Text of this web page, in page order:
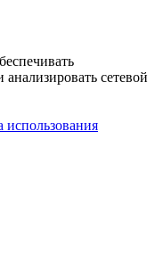
сетевой
использования